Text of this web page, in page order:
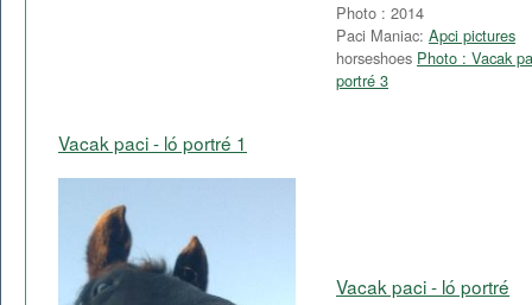
Photo : 2014
Paci Maniac: Apci pictures
horseshoes Photo : Vacak
portré 3
Vacak paci - ló portré 1
Vacak paci - ló portré